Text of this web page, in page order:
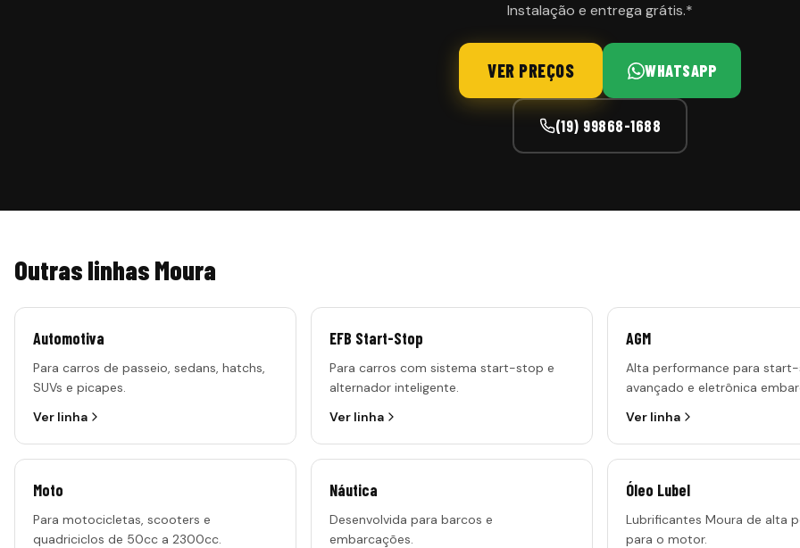
Instalação e entrega grátis.*
VER PREÇOS WHATSAPP
(19) 99868-1688
Outras linhas Moura
Automotiva
Para carros de passeio, sedans, hatchs,
SUVs e picapes.
Ver linha
EFB Start-Stop
Para carros com sistema start-stop e
alternador inteligente.
Ver linha
AGM
Alta performance para
avançado e eletrônica
Ver linha
Moto
Para motocicletas, scooters e
quadriciclos de 50cc a 2300cc.
Náutica
Desenvolvida para barcos e
embarcações.
Óleo Lubel
Lubrificantes Moura de alta
para o motor.